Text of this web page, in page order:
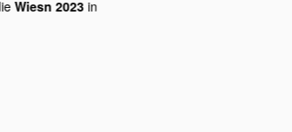
Wiesn 2023 in